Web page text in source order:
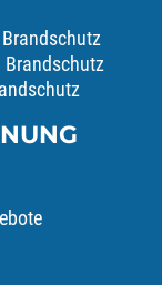
Brandschutz